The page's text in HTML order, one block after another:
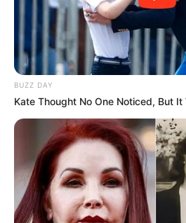
BUZZ DAY
Kate Thought No One Noticed, But